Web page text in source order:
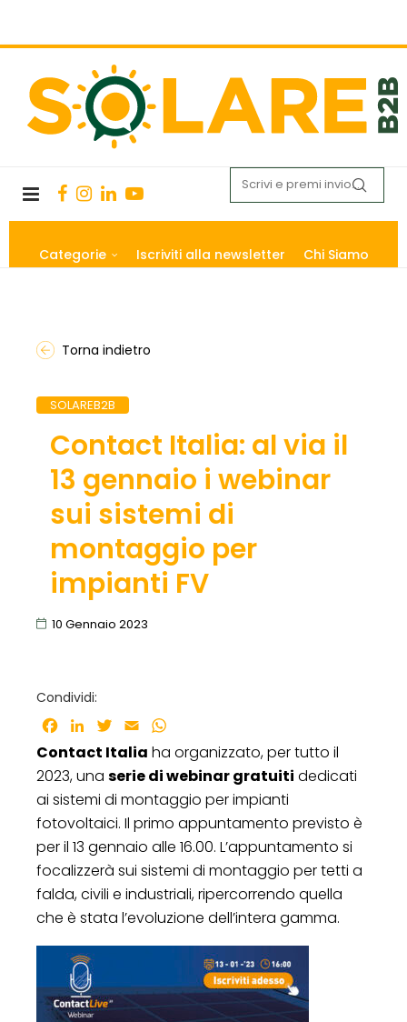
Categorie Iscriviti alla newsletter Chi Siamo
Torna indietro
SOLAREB2B
Contact Italia: al via il
13 gennaio i webinar
sui sistemi di
montaggio per
impianti FV
10 Gennaio 2023
Condividi:
Facebook
LinkedInTwitter
Email
Contact Italia ha organizzato, per tutto il
2023, una serie di webinar gratuiti dedicati
ai sistemi di montaggio per impianti
fotovoltaici. Il primo appuntamento previsto è
per il 13 gennaio alle 16.00. L’appuntamento si
focalizzerà sui sistemi di montaggio per tetti a
falda, civili e industriali, ripercorrendo quella
che è stata l’evoluzione dell’intera gamma.